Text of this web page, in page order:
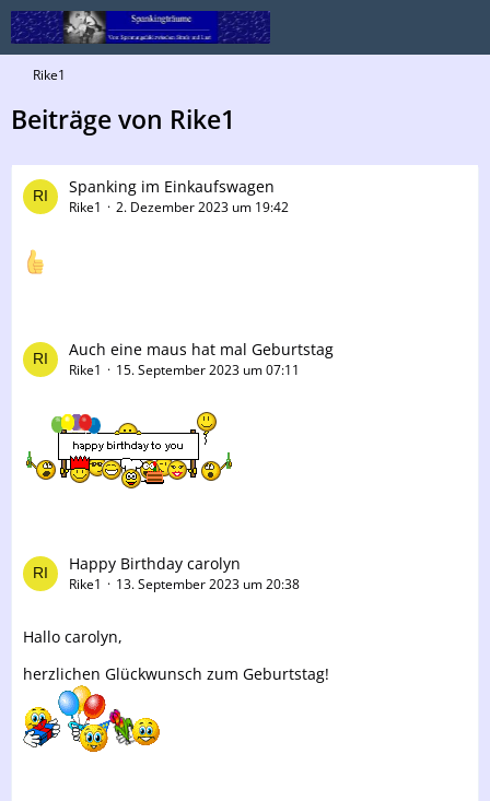
Rike1
Beiträge von Rike1
Spanking im Einkaufswagen
Rike1 2. Dezember 2023 um 19:42
Auch eine maus hat mal Geburtstag
Rike1 15. September 2023 um 07:11
Happy Birthday carolyn
Rike1 13. September 2023 um 20:38
Hallo carolyn,
herzlichen Glückwunsch zum Geburtstag!